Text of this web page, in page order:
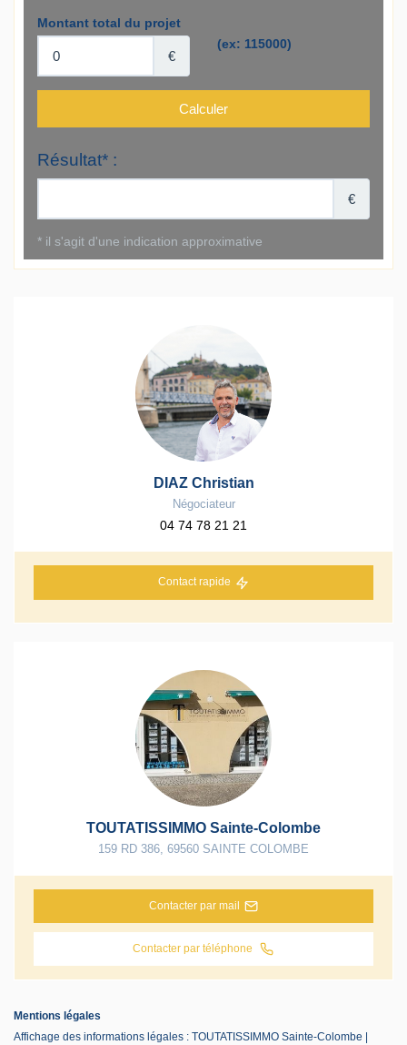
DIAZ Christian
Négociateur
04 74 78 21 21
Contact rapide
TOUTATISSIMMO Sainte-Colombe
159 RD 386 69560 SAINTE COLOMBE
Contacter par mail
Contacter par téléphone
Mentions légales
Affichage des informations légales : TOUTATISSIMMO Sainte-Colombe |